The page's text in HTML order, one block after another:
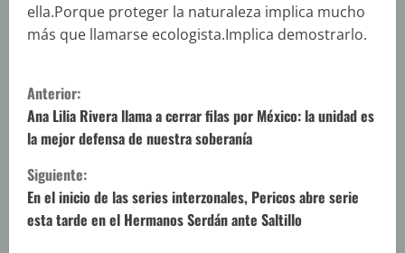
ella.Porque proteger la naturaleza implica mucho
más que llamarse ecologista.Implica demostrarlo.
S
i
g
u
e
Anterior:
Ana Lilia Rivera llama a cerrar filas por México: la unidad es
la mejor defensa de nuestra soberanía
Siguiente:
En el inicio de las series interzonales, Pericos abre serie
esta tarde en el Hermanos Serdán ante Saltillo